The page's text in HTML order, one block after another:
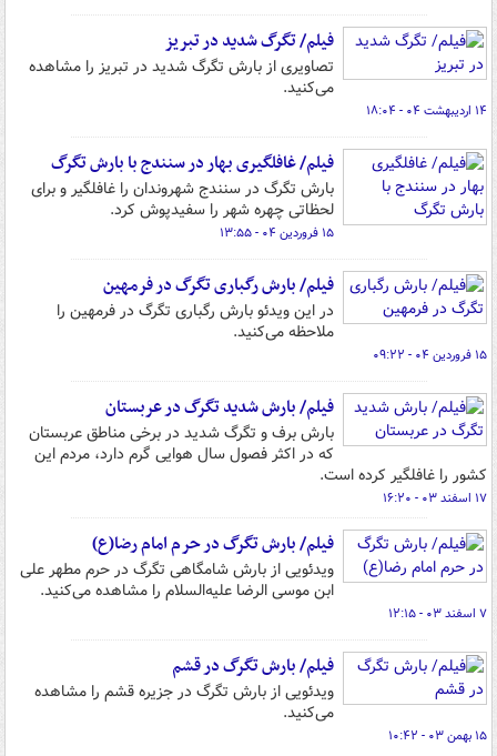
فیلم/ تگرگ شدید در تبریز
تصاویری از بارش تگرگ شدید در تبریز را مشاهده
می‌کنید.
۱۴ اردیبهشت ۰۴ - ۱۸:۰۴
فیلم/ غافلگیری بهار در سنندج با بارش تگرگ
بارش تگرگ در سنندج شهروندان را غافلگیر و برای
لحظاتی چهره شهر را سفیدپوش کرد.
۱۵ فروردین ۰۴ - ۱۳:۵۵
فیلم/ بارش رگباری تگرگ در فرمهین
در این ویدئو بارش رگباری تگرگ در فرمهین را
ملاحظه می‌کنید.
۱۵ فروردین ۰۴ - ۰۹:۲۲
فیلم/ بارش شدید تگرگ در عربستان
بارش برف و تگرگ شدید در برخی مناطق عربستان
که در اکثر فصول سال هوایی گرم دارد، مردم این
کشور را غافلگیر کرده است.
۱۷ اسفند ۰۳ - ۱۶:۲۰
فیلم/ بارش تگرگ در حرم امام رضا(ع)
ویدئویی از بارش شامگاهی تگرگ در حرم مطهر علی
ابن موسی الرضا علیه‌السلام را مشاهده می‌کنید.
۷ اسفند ۰۳ - ۱۲:۱۵
فیلم/ بارش تگرگ در قشم
ویدئویی از بارش تگرگ در جزیره قشم را مشاهده
می‌کنید.
۱۵ بهمن ۰۳ - ۱۰:۴۲